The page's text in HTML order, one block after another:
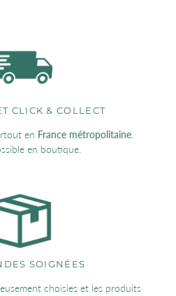
CLICK & COLLECT
en France métropolitaine.
en boutique.
SOIGNÉES
choisies et les produits